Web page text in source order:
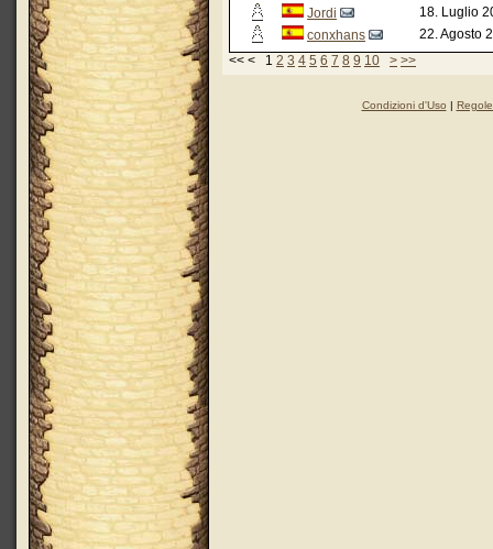
Jordi
18. Luglio
conxhans
22. Agosto
<< < 1 2 3 4 5 6 7 8 9 10 > >>
Condizioni d'Uso |